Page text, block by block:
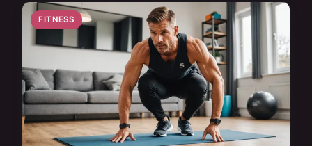
FITNESS